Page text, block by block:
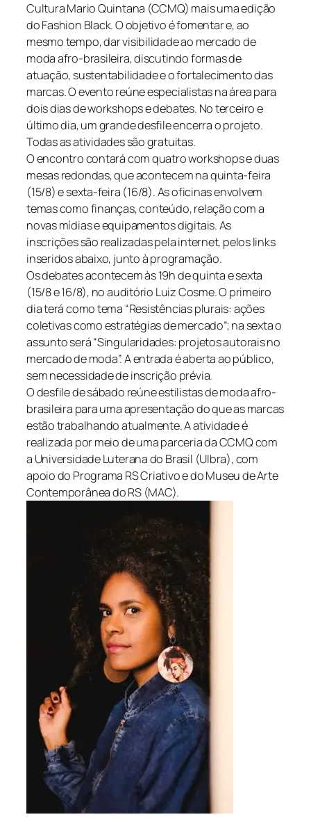
Cultura Mario Quintana (CCMQ) mais uma edição
do Fashion Black. O objetivo é fomentar e, ao
mesmo tempo, dar visibilidade ao mercado de
moda afro-brasileira, discutindo formas de
atuação, sustentabilidade e o fortalecimento das
marcas. O evento reúne especialistas na área para
dois dias de workshops e debates. No terceiro e
último dia, um grande desfile encerra o projeto.
Todas as atividades são gratuitas.
O encontro contará com quatro workshops e duas
mesas redondas, que acontecem na quinta-feira
(15/8) e sexta-feira (16/8). As oficinas envolvem
temas como finanças, conteúdo, relação com a
novas mídias e equipamentos digitais. As
inscrições são realizadas pela internet, pelos links
inseridos abaixo, junto à programação.
Os debates acontecem às 19h de quinta e sexta
(15/8 e 16/8), no auditório Luiz Cosme. O primeiro
dia terá como tema “Resistências plurais: ações
coletivas como estratégias de mercado”; na sexta o
assunto será “Singularidades: projetos autorais no
mercado de moda”. A entrada é aberta ao público,
sem necessidade de inscrição prévia.
O desfile de sábado reúne estilistas de moda afro-
brasileira para uma apresentação do que as marcas
estão trabalhando atualmente. A atividade é
realizada por meio de uma parceria da CCMQ com
a Universidade Luterana do Brasil (Ulbra), com
apoio do Programa RS Criativo e do Museu de Arte
Contemporânea do RS (MAC).